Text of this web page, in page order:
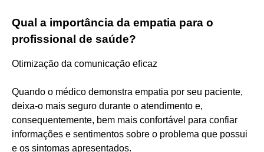
Qual a importância da empatia para o
profissional de saúde?
Otimização da comunicação eficaz
Quando o médico demonstra empatia por seu paciente,
deixa-o mais seguro durante o atendimento e,
consequentemente, bem mais confortável para confiar
informações e sentimentos sobre o problema que possui
e os sintomas apresentados.